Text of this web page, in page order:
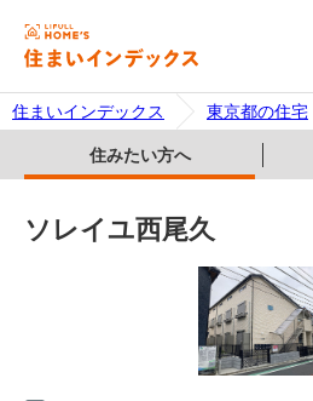
住まいインデックス 東京都の住宅
住みたい方へ
ソレイユ西尾久